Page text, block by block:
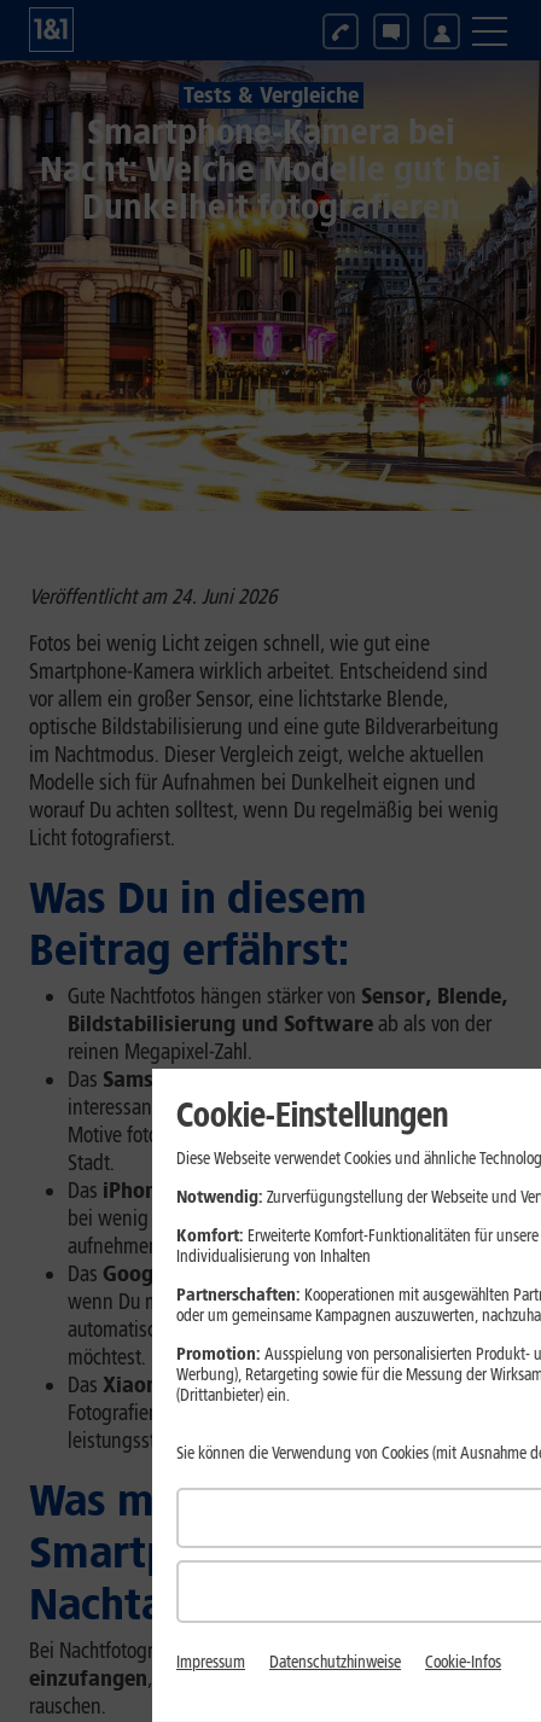
Tests & Vergleiche
Smartphone-Kamera bei
Nacht: Welche Modelle gut bei
Dunkelheit fotografieren
Veröffentlicht am 24. Juni 2026
Fotos bei wenig Licht zeigen schnell, wie gut eine
Smartphone-Kamera wirklich arbeitet. Entscheidend sind
vor allem ein großer Sensor, eine lichtstarke Blende,
optische Bildstabilisierung und eine gute Bildverarbeitung
im Nachtmodus. Dieser Vergleich zeigt, welche aktuellen
Modelle sich für Aufnahmen bei Dunkelheit eignen und
worauf Du achten solltest, wenn Du regelmäßig bei wenig
Licht fotografierst.
Was Du in diesem
Beitrag erfährst:
Gute Nachtfotos hängen stärker von Sensor, Blende,
Bildstabilisierung und Softwareab als von der
reinen Megapixel-Zahl.
Das Samsung Galaxy S26 Ultra
interessant, wenn Du nachts auch weiter entfernte
Motive fotografierst, etwa bei Konzerten oder in der
Stadt.
Das iPhone 17 Pro Maxeignet sich gut, wenn Du
bei wenig Licht nicht nur Fotos, sondern auch Videos
aufnehmen möchtest.
Das Google Pixel 10 Pro XL
wenn Du möglichst unkompliziert Nachtfotos mit
automatischer Softwareunterstützung machen
möchtest.
Das Xiaomi 17 Ultraeignet sich für alle, die beim
Fotografieren viele Einstellmöglichkeiten und eine
leistungsstarke Kamera nutzen möchten.
Was macht eine gute
Smartphone-Kamera für
Nachtaufnahmen aus?
Bei Nachtfotografie geht es darum,
möglichst viel Licht
einzufangen, ohne dass Fotos verwackeln oder stark
rauschen.
Cookie-Einstellungen
Diese Webseite verwendet Cookies und ähnliche
Notwendig: Zurverfügungstellung der Webseite und
Komfort: Erweiterte Komfort-Funktionalitäten für
Individualisierung von Inhalten
Partnerschaften: Kooperationen mit ausgewählten
oder um gemeinsame Kampagnen auszuwerten,
Promotion: Ausspielung von personalisierten Produkt-
Werbung), Retargeting sowie für die Messung der
(Drittanbieter) ein.
Sie können die Verwendung von Cookies (mit Ausnahme
Impressum Datenschutzhinweise Cookie-Infos